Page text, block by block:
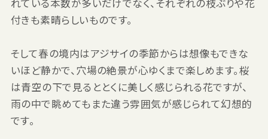
れている本数が多いだけでなく、それぞれの枝ぶりや花
付きも素晴らしいものです。
そして春の境内はアジサイの季節からは想像もできな
いほど静かで、穴場の絶景が心ゆくまで楽しめます。桜
は青空の下で見るととくに美しく感じられる花ですが、
雨の中で眺めてもまた違う雰囲気が感じられて幻想的
です。